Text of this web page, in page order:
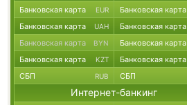
Банковская карта EUR Банковская карта
Банковская карта UAH Банковская карта
Банковская карта BYN Банковская карта
Банковская карта KZT Банковская карта
СБП RUB СБП
Интернет-банкинг